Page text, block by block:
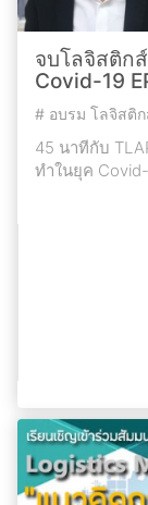
จบโลจิสติก
Covid-19​
# อบรม โลจิสติ
45 นาทีกับ
ทำในยุค Covid-